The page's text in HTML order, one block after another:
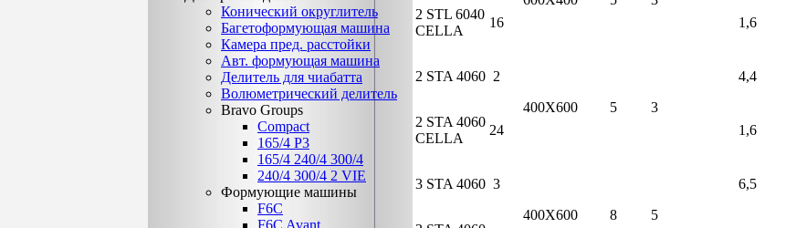
2 STL 6040
CELLA
16 1,6
2 STA 4060 2
400X600
5 3
4,4
2 STA 4060
CELLA
24 1,6
3 STA 4060 3
400X600
8 5
6,5
Конический округлитель
Багетоформующая машина
Камера пред. расстойки
Авт. формующая машина
Делитель для чиабатта
Волюметрический делитель
Bravo Groups
Compact
165/4 Р3
165/4 240/4 300/4
240/4 300/4 2 VIE
Формующие машины
F6C
F6C Avant